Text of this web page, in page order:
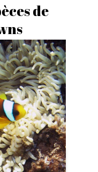
de